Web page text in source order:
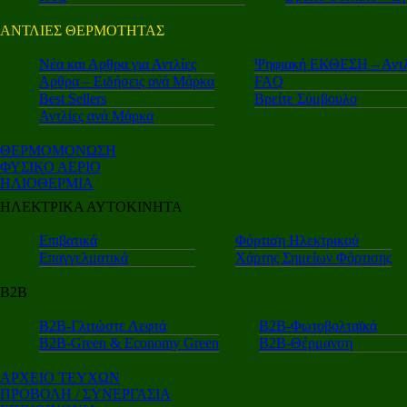
ΑΝΤΛΙΕΣ ΘΕΡΜΟΤΗΤΑΣ
Nέα και Αρθρα για Αντλίες
Αρθρα – Ειδήσεις ανά Μάρκα
Best Sellers
Αντλίες ανά Μάρκα
Ψηφιακή ΕΚΘΕΣΗ –
FAQ
Βρείτε Σύμβουλο
ΘΕΡΜΟΜΟΝΩΣΗ
ΦΥΣΙΚΟ ΑΕΡΙΟ
ΗΛΙΟΘΕΡΜΙΑ
ΗΛΕΚΤΡΙΚΑ ΑΥΤΟΚΙΝΗΤΑ
Επιβατικά
Επαγγελματικά
Φόρτιση Ηλεκτρικού
Χάρτης Σημείων Φόρτισης
Β2Β
Β2Β-Γλιτώστε Λεφτά
Β2Β-Green & Economy Green
Β2Β-Φωτοβολταϊκά
Β2Β-Θέρμανση
ΑΡΧΕΙΟ ΤΕΥΧΩΝ
ΠΡΟΒΟΛΗ / ΣΥΝΕΡΓΑΣΙΑ